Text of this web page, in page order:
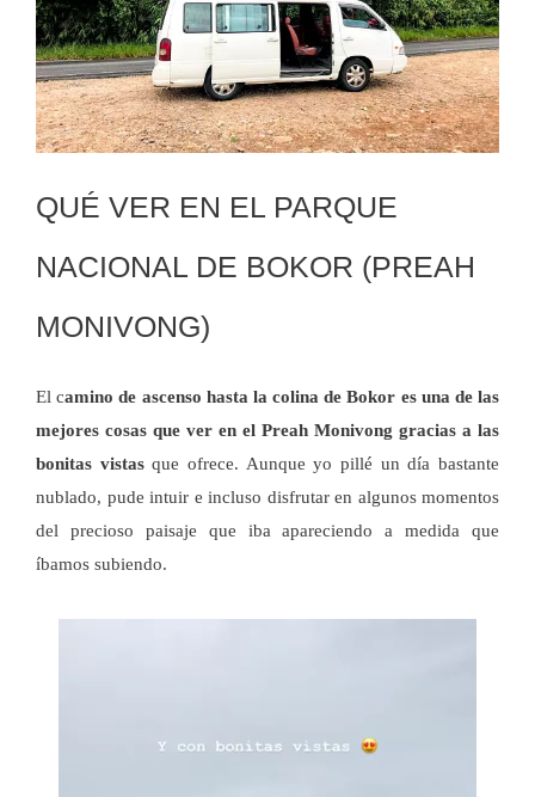
QUÉ VER EN EL PARQUE
NACIONAL DE BOKOR (PREAH
MONIVONG)
El camino de ascenso hasta la colina de Bokor es una de las
mejores cosas que ver en el Preah Monivong gracias a las
bonitas vistasque ofrece. Aunque yo pillé un día bastante
nublado, pude intuir e incluso disfrutar en algunos momentos
del precioso paisaje que iba apareciendo a medida que
íbamos subiendo.